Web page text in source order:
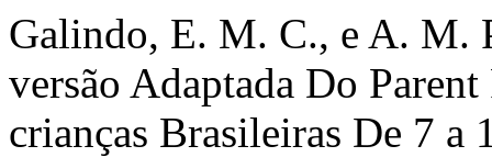
Galindo, E. M. C., e A. M.
versão Adaptada Do
crianças Brasileiras De 7 a